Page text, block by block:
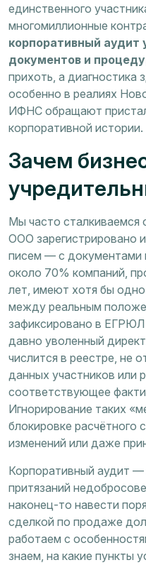
единственного
многомиллионные
корпоративный аудит
документов и
прихоть, а диагностика
особенно в реалиях
ИФНС обращают
корпоративной истории.
Зачем
Мы часто сталкиваемся
ООО зарегистрировано
писем — с документами
около 70% компаний,
лет, имеют хотя бы
между реальным
зафиксировано в
давно уволенный
числится в реестре, не
данных участников или
соответствующее
Игнорирование таких
блокировке расчётного
изменений или даже
Корпоративный аудит
притязаний
наконец-то навести
сделкой по продаже
работаем с
знаем, на какие пункты